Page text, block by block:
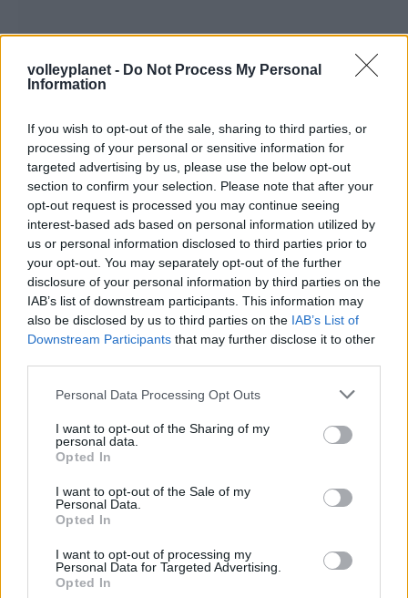
volleyplanet - Do Not Process My Personal
Information
If you wish to opt-out of the sale, sharing to third parties, or
processing of your personal or sensitive information for
targeted advertising by us, please use the below opt-out
section to confirm your selection. Please note that after your
opt-out request is processed you may continue seeing
interest-based ads based on personal information utilized by
us or personal information disclosed to third parties prior to
your opt-out. You may separately opt-out of the further
disclosure of your personal information by third parties on the
IAB’s list of downstream participants. This information may
also be disclosed by us to third parties on the IAB’s List of
Downstream Participants that may further disclose it to other
Please note that this website/app uses one or more Google
not limited to your visit or usage behaviour. You may click to
grant or deny consent to Google and its third-party tags to
use your data for below specified purposes in below Google
consent section.
Personal Data Processing Opt Outs
I want to opt-out of the Sharing of my
personal data.
Opted In
I want to opt-out of the Sale of my
Personal Data.
Opted In
I want to opt-out of processing my
Personal Data for Targeted Advertising.
Opted In